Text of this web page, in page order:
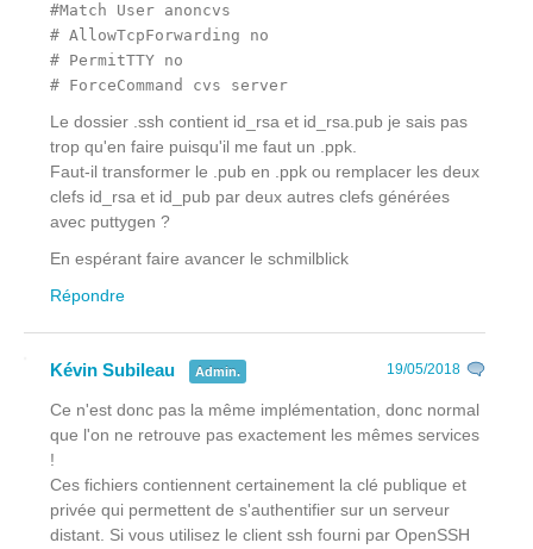
#Match User anoncvs
# AllowTcpForwarding no
# PermitTTY no
# ForceCommand cvs server
Le dossier .ssh contient id_rsa et id_rsa.pub je sais pas
trop qu'en faire puisqu'il me faut un .ppk.
Faut-il transformer le .pub en .ppk ou remplacer les deux
clefs id_rsa et id_pub par deux autres clefs générées
avec puttygen ?
En espérant faire avancer le schmilblick
Répondre
Kévin Subileau Admin. 19/05/2018
Ce n'est donc pas la même implémentation, donc normal
que l'on ne retrouve pas exactement les mêmes services
!
Ces fichiers contiennent certainement la clé publique et
privée qui permettent de s'authentifier sur un serveur
distant. Si vous utilisez le client ssh fourni par OpenSSH